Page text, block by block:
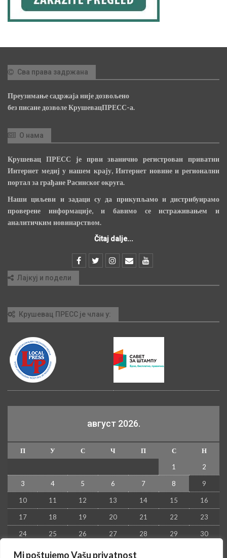
Mi poštujemo Vašu privatnost
Сва права задржана
Преузимање садржаја није дозвољено
без писане дозволе КрушевацПРЕСС-а.
О нама
Крушевац ПРЕСС је први званично регистрован приватни
Интернет медиј у нашем крају, Интернет новине и регионални
портал за грађане Расинског округа.
Наши циљеви и задаци су да прикупљамо и дистрибуирамо
проверене информације, и бавимо се истраживањем и
аналитичким новинарством.
Čitaj dalje...
Лајкуј и подели
Крушевац ПРЕСС је члан у:
август 2026.
П У С Ч П С
Н
1
2
3 4 5 6 7 8 9
10 11 12 13 14 15 16
17 18 19 20 21 22 23
24 25 26 27 28 29 30
31